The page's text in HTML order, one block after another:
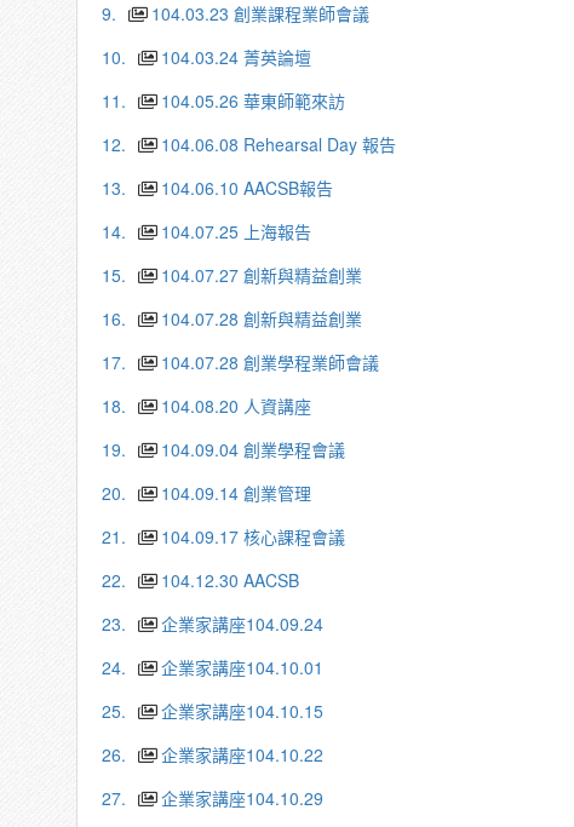
9.
104.03.23 創業課程業師會議
10.
104.03.24 菁英論壇
11.
104.05.26 華東師範來訪
12.
104.06.08 Rehearsal Day 報告
13.
104.06.10 AACSB報告
14.
104.07.25 上海報告
15.
104.07.27 創新與精益創業
16.
104.07.28 創新與精益創業
17.
104.07.28 創業學程業師會議
18.
104.08.20 人資講座
19.
104.09.04 創業學程會議
20.
104.09.14 創業管理
21.
104.09.17 核心課程會議
22.
104.12.30 AACSB
23.
企業家講座104.09.24
24.
企業家講座104.10.01
25.
企業家講座104.10.15
26.
企業家講座104.10.22
27.
企業家講座104.10.29